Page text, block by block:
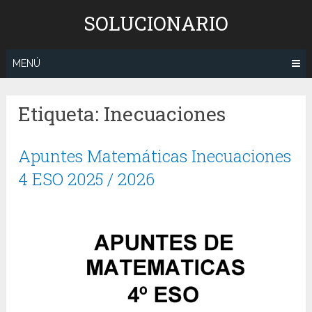
SOLUCIONARIO
MENÚ
Etiqueta: Inecuaciones
Apuntes Matemáticas Inecuaciones
4 ESO 2025 / 2026